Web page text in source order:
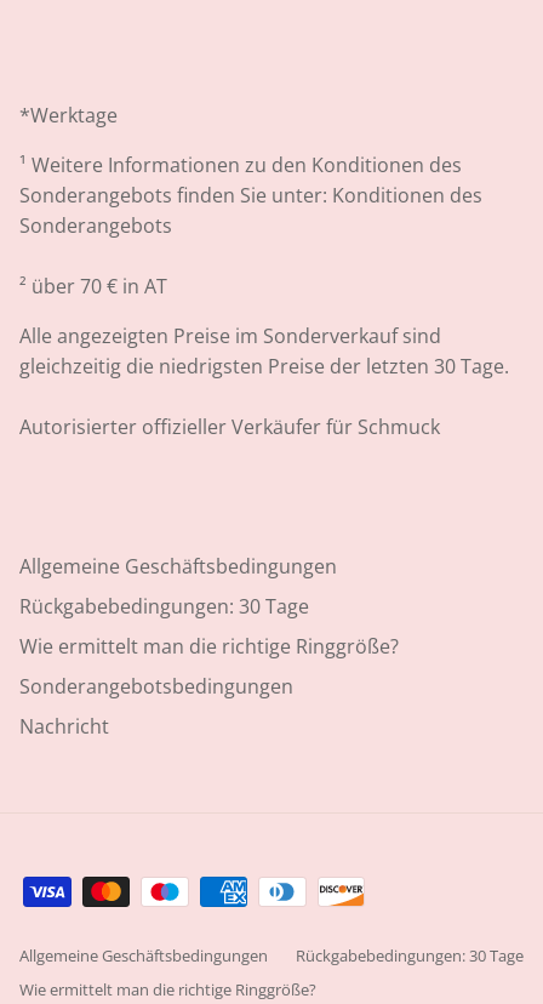
*Werktage
¹ Weitere Informationen zu den Konditionen des
Sonderangebots finden Sie unter: Konditionen des
Sonderangebots
² über 70 € in AT
Alle angezeigten Preise im Sonderverkauf sind
gleichzeitig die niedrigsten Preise der letzten 30 Tage.
Autorisierter offizieller Verkäufer für Schmuck
Allgemeine Geschäftsbedingungen
Rückgabebedingungen: 30 Tage
Wie ermittelt man die richtige Ringgröße?
Sonderangebotsbedingungen
Nachricht
Allgemeine Geschäftsbedingungen
Rückgabebedingungen: 30 Tage
Wie ermittelt man die richtige Ringgröße?